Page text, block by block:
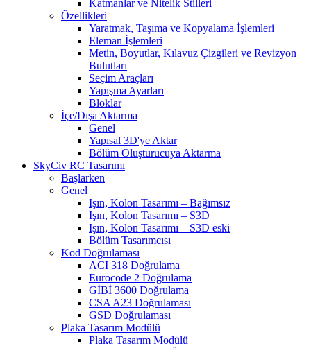
Katmanlar ve Nitelik Stilleri
Özellikleri
Yaratmak, Taşıma ve Kopyalama İşlemleri
Eleman İşlemleri
Metin, Boyutlar, Kılavuz Çizgileri ve Revizyon
Bulutları
Seçim Araçları
Yapışma Ayarları
Bloklar
İçe/Dışa Aktarma
Genel
Yapısal 3D'ye Aktar
Bölüm Oluşturucuya Aktarma
SkyCiv RC Tasarımı
Başlarken
Genel
Işın, Kolon Tasarımı – Bağımsız
Işın, Kolon Tasarımı – S3D
Işın, Kolon Tasarımı – S3D eski
Bölüm Tasarımcısı
Kod Doğrulaması
ACI 318 Doğrulama
Eurocode 2 Doğrulama
GİBİ 3600 Doğrulama
CSA A23 Doğrulaması
GSD Doğrulaması
Plaka Tasarım Modülü
Plaka Tasarım Modülü